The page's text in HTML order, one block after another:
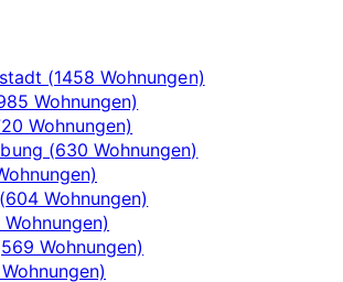
(1458 Wohnungen)
Wohnungen)
Wohnungen)
(630 Wohnungen)
Wohnungen)
Wohnungen)